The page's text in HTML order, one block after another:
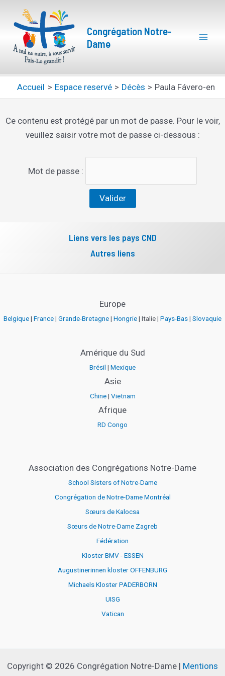
contenu
Congrégation Notre-
Dame
Accueil Espace reservé Décès Paula Fávero-en
Ce contenu est protégé par un mot de passe. Pour le voir,
veuillez saisir votre mot de passe ci-dessous :
Mot de passe :
Liens vers les pays CND
Autres liens
Europe
Belgique| France| Grande-Bretagne| Hongrie| Italie | Pays-Bas| Slovaquie
Amérique du Sud
Brésil | Mexique
Asie
Chine| Vietnam
Afrique
RD Congo
Association des Congrégations Notre-Dame
School Sisters of Notre-Dame
Congrégation de Notre-Dame Montréal
Sœurs de Kalocsa
Sœurs de Notre-Dame Zagreb
Fédération
Kloster BMV - ESSEN
Augustinerinnen kloster OFFENBURG
Michaels Kloster PADERBORN
UISG
Vatican
Copyright © 2026 Congrégation Notre-Dame | Mentions